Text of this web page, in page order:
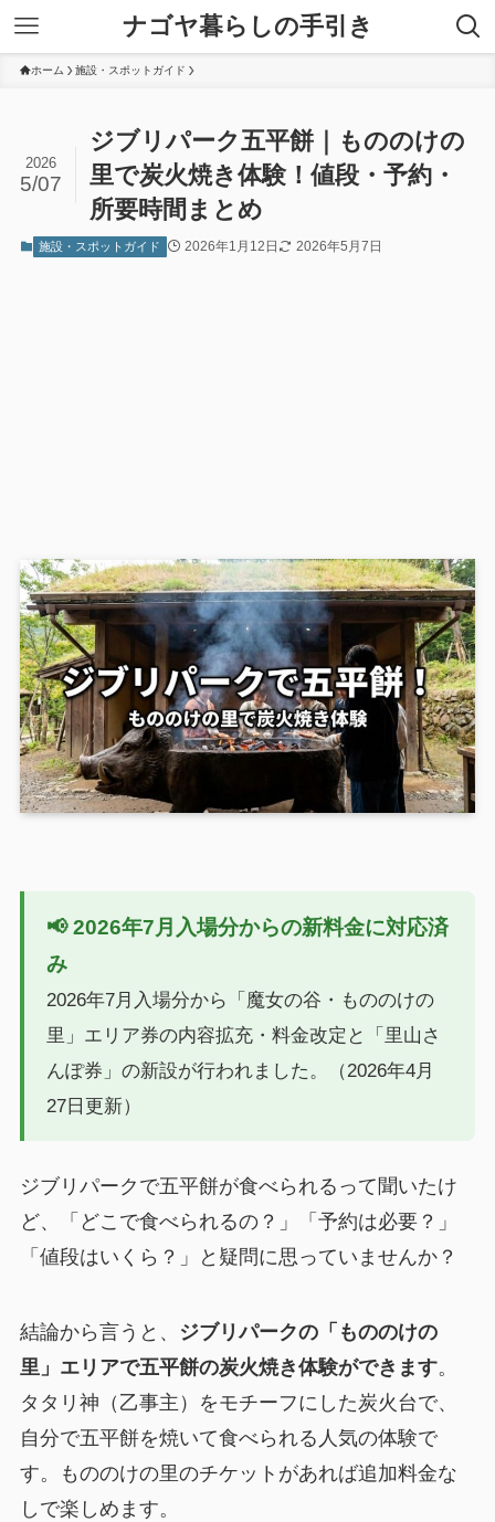
ナゴヤ暮らしの手引き
ホーム 施設・スポットガイド
ジブリパーク五平餅｜もののけの
里で炭火焼き体験！値段・予約・
所要時間まとめ
2026
5/07
施設・スポットガイド 2026年1月12日 2026年5月7日
📢 2026年7月入場分からの新料金に対応済
み
2026年7月入場分から「魔女の谷・もののけの
里」エリア券の内容拡充・料金改定と「里山さ
んぽ券」の新設が行われました。（2026年4月
27日更新）
ジブリパークで五平餅が食べられるって聞いたけ
ど、「どこで食べられるの？」「予約は必要？」
「値段はいくら？」と疑問に思っていませんか？
結論から言うと、
ジブリパークの「もののけの
里」エリアで五平餅の炭火焼き体験ができます。
タタリ神（乙事主）をモチーフにした炭火台で、
自分で五平餅を焼いて食べられる人気の体験で
す。もののけの里のチケットがあれば追加料金な
しで楽しめます。